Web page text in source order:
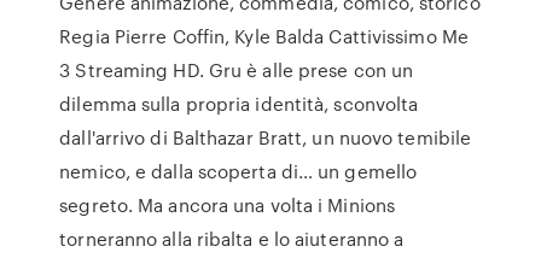
Regia Pierre Coffin, Kyle Balda Cattivissimo Me
3 Streaming HD. Gru è alle prese con un
dilemma sulla propria identità, sconvolta
dall'arrivo di Balthazar Bratt, un nuovo temibile
nemico, e dalla scoperta di… un gemello
segreto. Ma ancora una volta i Minions
torneranno alla ribalta e lo aiuteranno a